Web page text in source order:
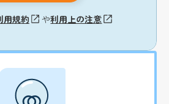
用規約 や利用上の注意